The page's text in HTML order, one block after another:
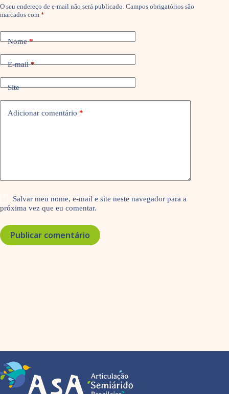
O seu endereço de e-mail não será publicado. Campos obrigatórios são
marcados com *
Nome*
E-mail*
Site
Adicionar comentário *
Salvar meu nome, e-mail e site neste navegador para a
próxima vez que eu comentar.
Publicar comentário